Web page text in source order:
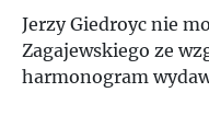
Jerzy Giedroyc nie
Zagajewskiego ze
harmonogram